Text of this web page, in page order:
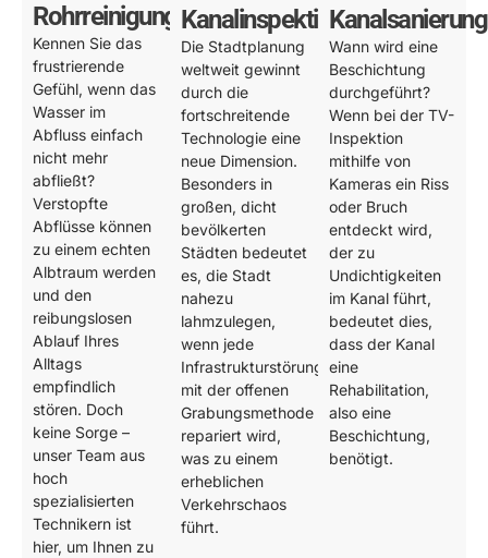
Rohrreinigung
Kennen Sie das
frustrierende
Gefühl, wenn das
Wasser im
Abfluss einfach
nicht mehr
abfließt?
Verstopfte
Abflüsse können
zu einem echten
Albtraum werden
und den
reibungslosen
Ablauf Ihres
Alltags
empfindlich
stören. Doch
keine Sorge –
unser Team aus
hoch
spezialisierten
Technikern ist
hier, um Ihnen zu
Kanalinspektion
Die Stadtplanung
weltweit gewinnt
durch die
fortschreitende
Technologie eine
neue Dimension.
Besonders in
großen, dicht
bevölkerten
Städten bedeutet
es, die Stadt
nahezu
lahmzulegen,
wenn jede
Infrastrukturstörung
mit der offenen
Grabungsmethode
repariert wird,
was zu einem
erheblichen
Verkehrschaos
führt.
Kanalsanierung
Wann wird eine
Beschichtung
durchgeführt?
Wenn bei der TV-
Inspektion
mithilfe von
Kameras ein Riss
oder Bruch
entdeckt wird,
der zu
Undichtigkeiten
im Kanal führt,
bedeutet dies,
dass der Kanal
eine
Rehabilitation,
also eine
Beschichtung,
benötigt.